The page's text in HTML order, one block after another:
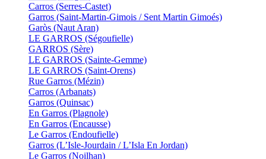
Carros (Serres-Castet)
Garros (Saint-Martin-Gimois / Sent Martin Gimoés)
Garòs (Naut Aran)
LE GARROS (Ségoufielle)
GARROS (Sère)
LE GARROS (Sainte-Gemme)
LE GARROS (Saint-Orens)
Rue Garros (Mézin)
Carros (Arbanats)
Garros (Quinsac)
En Garros (Plagnole)
En Garros (Encausse)
Le Garros (Endoufielle)
Garros (L’Isle-Jourdain / L’Isla En Jordan)
Le Garros (Noilhan)